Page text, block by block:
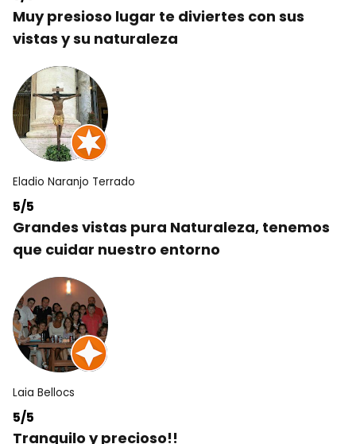
Muy presioso lugar te diviertes con sus
vistas y su naturaleza
Eladio Naranjo Terrado
5/5
Grandes vistas pura Naturaleza, tenemos
que cuidar nuestro entorno
Laia Bellocs
5/5
Tranquilo y precioso!!